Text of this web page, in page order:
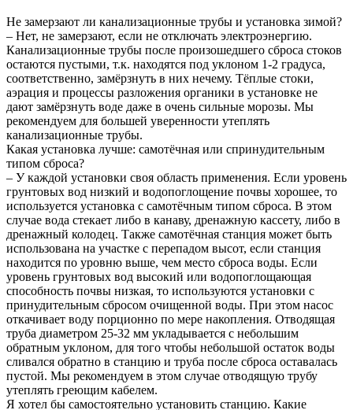
Не замерзают ли канализационные трубы и установка зимой?
– Нет, не замерзают, если не отключать электроэнергию.
Канализационные трубы после произошедшего сброса стоков
остаются пустыми, т.к. находятся под уклоном 1-2 градуса,
соответственно, замёрзнуть в них нечему. Тёплые стоки,
аэрация и процессы разложения органики в установке не
дают замёрзнуть воде даже в очень сильные морозы. Мы
рекомендуем для большей уверенности утеплять
канализационные трубы.
Какая установка лучше: самотёчная или спринудительным
типом сброса?
– У каждой установки своя область применения. Если уровень
грунтовых вод низкий и водопоглощение почвы хорошее, то
используется установка с самотёчным типом сброса. В этом
случае вода стекает либо в канаву, дренажную кассету, либо в
дренажный колодец. Также самотёчная станция может быть
использована на участке с перепадом высот, если станция
находится по уровню выше, чем место сброса воды. Если
уровень грунтовых вод высокий или водопоглощающая
способность почвы низкая, то используются установки с
принудительным сбросом очищенной воды. При этом насос
откачивает воду порционно по мере накопления. Отводящая
труба диаметром 25-32 мм укладывается с небольшим
обратным уклоном, для того чтобы небольшой остаток воды
сливался обратно в станцию и труба после сброса оставалась
пустой. Мы рекомендуем в этом случае отводящую трубу
утеплять греющим кабелем.
Я хотел бы самостоятельно установить станцию. Какие